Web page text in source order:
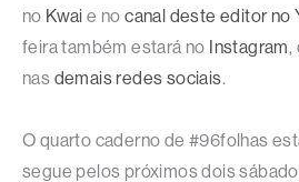
no Kwai e nocanal deste editor no
feira também estará no Instagram,
nas demais redes sociais.
O quarto caderno de #96folhas
segue pelos próximos dois